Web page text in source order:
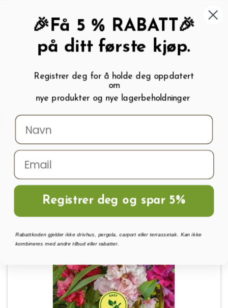
My wishlist ( 0
Menu Søk Logg inn Handlevogn
Hjem
🎉Få 5 % RABATT🎉
på ditt første kjøp.
Registrer deg for å holde deg oppdatert
om
nye produkter og nye lagerbeholdninger
Registrer deg og spar 5%
Rabattkoden gjelder ikke drivhus, pergola, carport eller terrassetak. Kan ikke
kombineres med andre tilbud eller rabatter.